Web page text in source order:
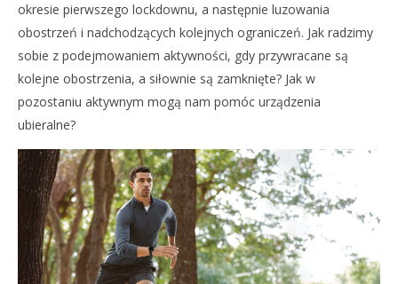
FIRMA FITBIT PRZEPROWADZIŁA BADANIA WŚRÓD
UŻYTKOWNIKÓW. JAK PANDEMIA WPŁYNĘŁA NA NASZE
AKTYWNOŚCI FIZYCZNE?
7
listopada
2020
Cezary
Pagórek
7
okresie pierwszego lockdownu, a następnie luzowania
obostrzeń i nadchodzących kolejnych ograniczeń. Jak radzimy
sobie z podejmowaniem aktywności, gdy przywracane są
kolejne obostrzenia, a siłownie są zamknięte? Jak w
pozostaniu aktywnym mogą nam pomóc urządzenia
ubieralne?